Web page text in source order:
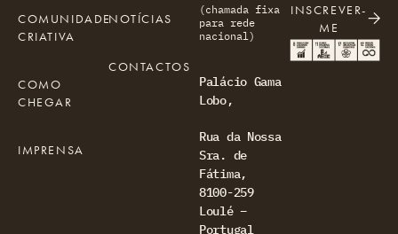
(chamada fixa
para rede
nacional)
Palácio Gama
Lobo,
Rua da Nossa
Sra. de
Fátima,
8100-259
Loulé –
Portugal
COMUNIDADE
CRIATIVA
COMO
CHEGAR
IMPRENSA
NOTÍCIAS
CONTACTOS
INSCREVER-
ME